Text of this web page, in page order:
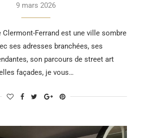
9 mars 2026
Clermont-Ferrand est une ville sombre
ses adresses branchées, ses
son parcours de street art
façades, je vous…